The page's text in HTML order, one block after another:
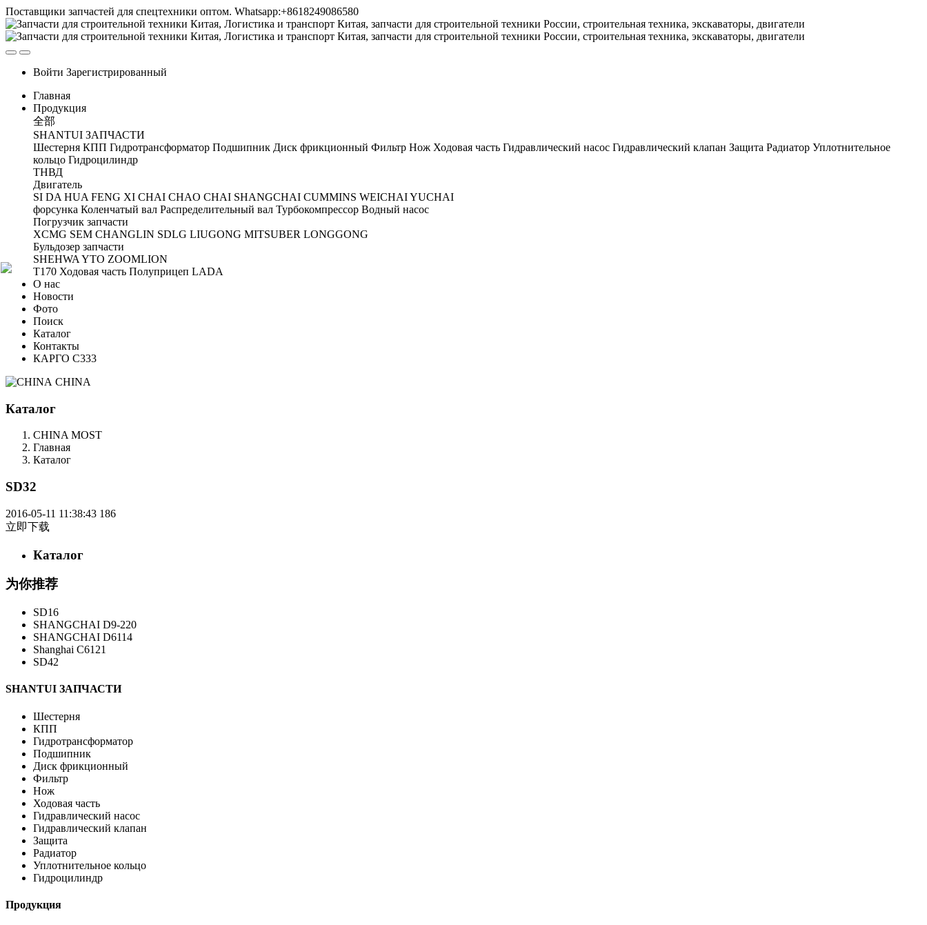
Поставщики запчастей для спецтехники оптом. Whatsapp:+8618249086580
Войти Зарегистрированный
Главная
Продукция
全部
SHANTUI ЗАПЧАСТИ
Шестерня КПП Гидротрансформатор Подшипник Диск фрикционный Фильтр Нож Ходовая часть Гидравлический насос Гидравлический клапан Защита Радиатор Уплотнительное
кольцо Гидроцилиндр
ТНВД
Двигатель
SI DA HUA FENG XI CHAI CHAO CHAI SHANGCHAI CUMMINS WEICHAIYUCHAI
форсунка Коленчатый вал Распределительный вал Турбокомпрессор Водный насос
Погрузчик запчасти
XCMG SEM CHANGLIN SDLG LIUGONG MITSUBER LONGGONG
Бульдозер запчасти
SHEHWA YTO ZOOMLION
T170 Ходовая часть Полуприцеп LADA
О нас
Новости
Фото
Поиск
Каталог
Контакты
КАРГО С333
CHINA
Каталог
CHINA MOST
Главная
Каталог
SD32
2016-05-11 11:38:43 186
立即下载
Каталог
为你推荐
SD16
SHANGCHAI D9-220
SHANGCHAI D6114
Shanghai C6121
SD42
SHANTUI ЗАПЧАСТИ
Шестерня
КПП
Гидротрансформатор
Подшипник
Диск фрикционный
Фильтр
Нож
Ходовая часть
Гидравлический насос
Гидравлический клапан
Защита
Радиатор
Уплотнительное кольцо
Гидроцилиндр
Продукция